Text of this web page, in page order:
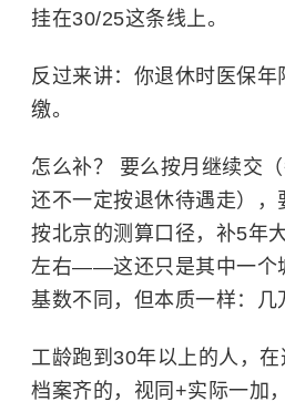
挂在30/25这条线上。
反过来讲：你退休时医保
缴。
怎么补？ 要么按月继续交
还不一定按退休待遇走），
按北京的测算口径，补5年
左右——这还只是其中一个
基数不同，但本质一样：几
工龄跑到30年以上的人，在
档案齐的，视同+实际一加